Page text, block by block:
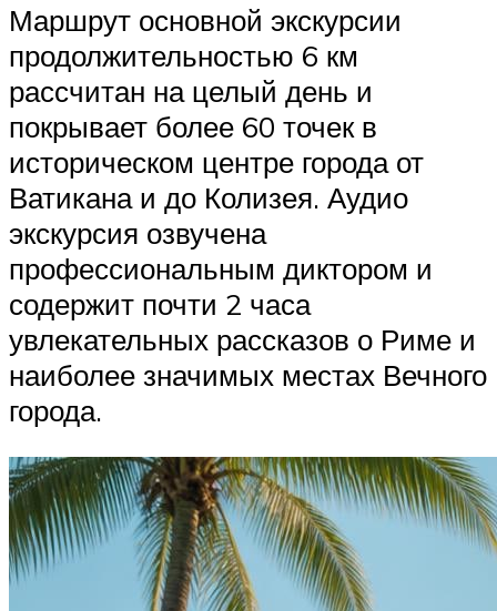
Маршрут основной экскурсии
продолжительностью 6 км
рассчитан на целый день и
покрывает более 60 точек в
историческом центре города от
Ватикана и до Колизея. Аудио
экскурсия озвучена
профессиональным диктором и
содержит почти 2 часа
увлекательных рассказов о Риме и
наиболее значимых местах Вечного
города.